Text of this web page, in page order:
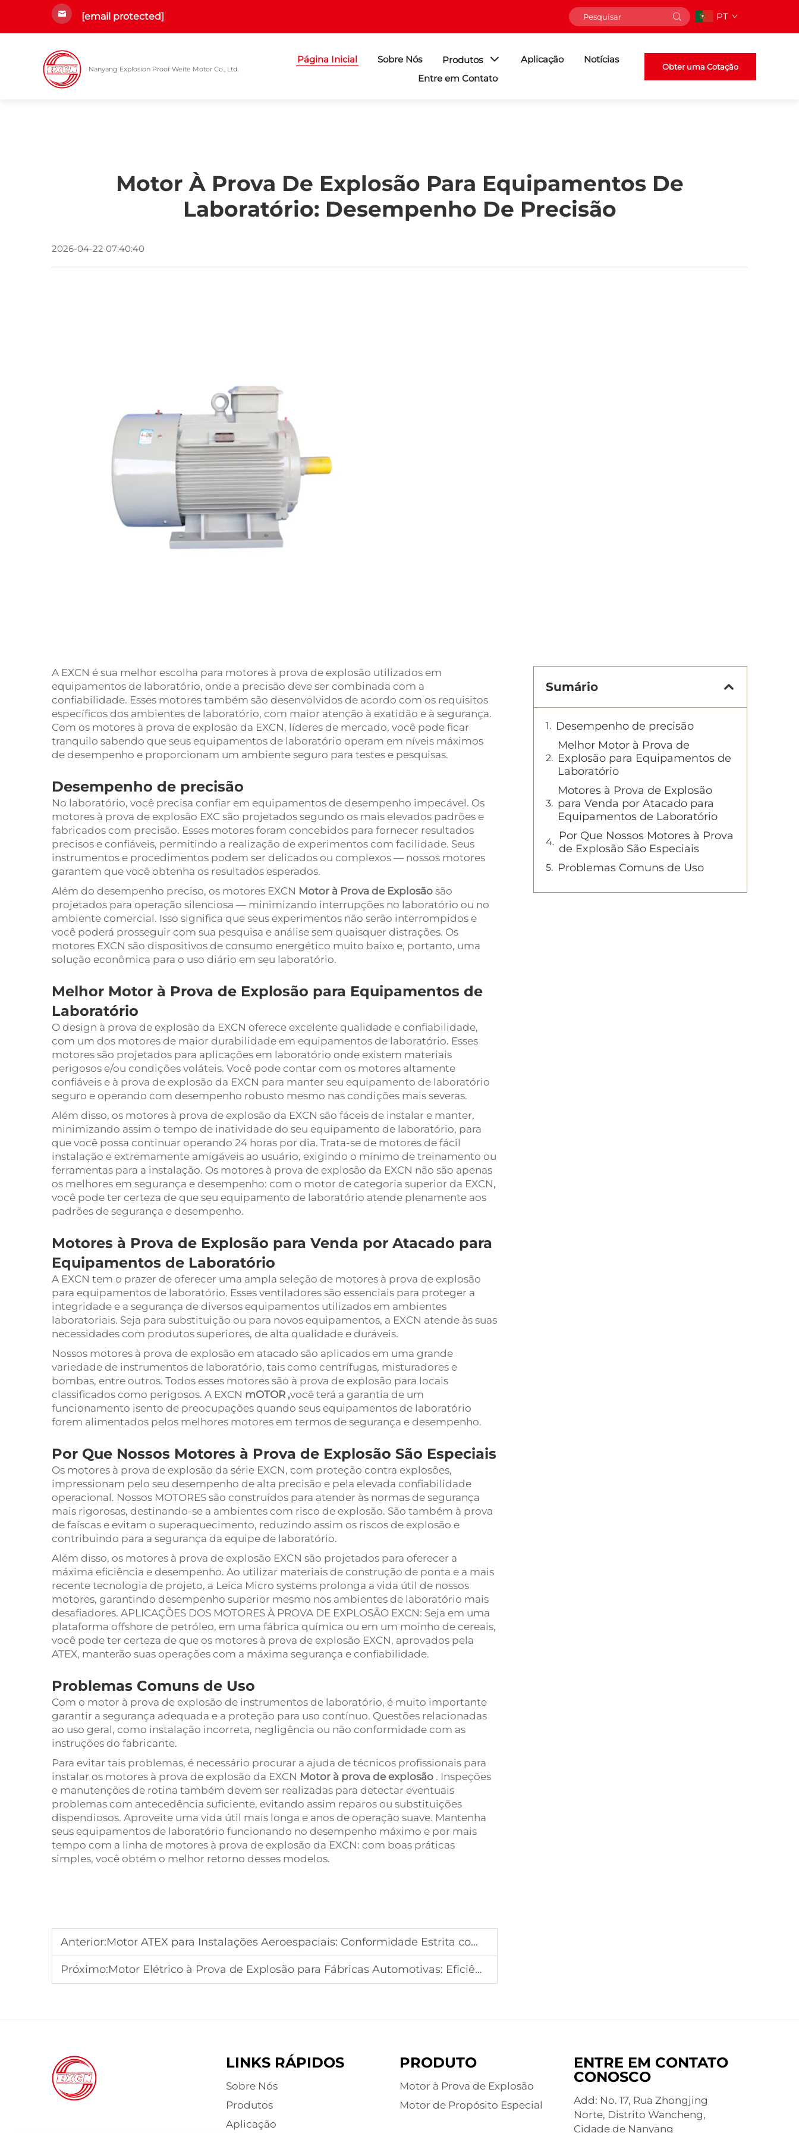
[email protected] PT
Nanyang Explosion Proof Weite Motor Co., Ltd.
Página Inicial Sobre Nós Produtos Aplicação
Notícias
Entre em Contato
Obter uma Cotação
Motor À Prova De Explosão Para Equipamentos De
Laboratório: Desempenho De Precisão
2026-04-22 07:40:40
A EXCN é sua melhor escolha para motores à prova de explosão utilizados em
equipamentos de laboratório, onde a precisão deve ser combinada com a
confiabilidade. Esses motores também são desenvolvidos de acordo com os requisitos
específicos dos ambientes de laboratório, com maior atenção à exatidão e à segurança.
Com os motores à prova de explosão da EXCN, líderes de mercado, você pode ficar
tranquilo sabendo que seus equipamentos de laboratório operam em níveis máximos
de desempenho e proporcionam um ambiente seguro para testes e pesquisas.
Desempenho de precisão
No laboratório, você precisa confiar em equipamentos de desempenho impecável. Os
motores à prova de explosão EXC são projetados segundo os mais elevados padrões e
fabricados com precisão. Esses motores foram concebidos para fornecer resultados
precisos e confiáveis, permitindo a realização de experimentos com facilidade. Seus
instrumentos e procedimentos podem ser delicados ou complexos — nossos motores
garantem que você obtenha os resultados esperados.
Além do desempenho preciso, os motores EXCN Motor à Prova de Explosão são
projetados para operação silenciosa — minimizando interrupções no laboratório ou no
ambiente comercial. Isso significa que seus experimentos não serão interrompidos e
você poderá prosseguir com sua pesquisa e análise sem quaisquer distrações. Os
motores EXCN são dispositivos de consumo energético muito baixo e, portanto, uma
solução econômica para o uso diário em seu laboratório.
Melhor Motor à Prova de Explosão para Equipamentos de
Laboratório
O design à prova de explosão da EXCN oferece excelente qualidade e confiabilidade,
com um dos motores de maior durabilidade em equipamentos de laboratório. Esses
motores são projetados para aplicações em laboratório onde existem materiais
perigosos e/ou condições voláteis. Você pode contar com os motores altamente
confiáveis e à prova de explosão da EXCN para manter seu equipamento de laboratório
seguro e operando com desempenho robusto mesmo nas condições mais severas.
Além disso, os motores à prova de explosão da EXCN são fáceis de instalar e manter,
minimizando assim o tempo de inatividade do seu equipamento de laboratório, para
que você possa continuar operando 24 horas por dia. Trata-se de motores de fácil
instalação e extremamente amigáveis ao usuário, exigindo o mínimo de treinamento ou
ferramentas para a instalação. Os motores à prova de explosão da EXCN não são apenas
os melhores em segurança e desempenho: com o motor de categoria superior da EXCN,
você pode ter certeza de que seu equipamento de laboratório atende plenamente aos
padrões de segurança e desempenho.
Motores à Prova de Explosão para Venda por Atacado para
Equipamentos de Laboratório
A EXCN tem o prazer de oferecer uma ampla seleção de motores à prova de explosão
para equipamentos de laboratório. Esses ventiladores são essenciais para proteger a
integridade e a segurança de diversos equipamentos utilizados em ambientes
laboratoriais. Seja para substituição ou para novos equipamentos, a EXCN atende às suas
necessidades com produtos superiores, de alta qualidade e duráveis.
Nossos motores à prova de explosão em atacado são aplicados em uma grande
variedade de instrumentos de laboratório, tais como centrífugas, misturadores e
bombas, entre outros. Todos esses motores são à prova de explosão para locais
classificados como perigosos. A EXCN mOTOR ,você terá a garantia de um
funcionamento isento de preocupações quando seus equipamentos de laboratório
forem alimentados pelos melhores motores em termos de segurança e desempenho.
Por Que Nossos Motores à Prova de Explosão São Especiais
Os motores à prova de explosão da série EXCN, com proteção contra explosões,
impressionam pelo seu desempenho de alta precisão e pela elevada confiabilidade
operacional. Nossos MOTORES são construídos para atender às normas de segurança
mais rigorosas, destinando-se a ambientes com risco de explosão. São também à prova
de faíscas e evitam o superaquecimento, reduzindo assim os riscos de explosão e
contribuindo para a segurança da equipe de laboratório.
Além disso, os motores à prova de explosão EXCN são projetados para oferecer a
máxima eficiência e desempenho. Ao utilizar materiais de construção de ponta e a mais
recente tecnologia de projeto, a Leica Micro systems prolonga a vida útil de nossos
motores, garantindo desempenho superior mesmo nos ambientes de laboratório mais
desafiadores. APLICAÇÕES DOS MOTORES À PROVA DE EXPLOSÃO EXCN: Seja em uma
plataforma offshore de petróleo, em uma fábrica química ou em um moinho de cereais,
você pode ter certeza de que os motores à prova de explosão EXCN, aprovados pela
ATEX, manterão suas operações com a máxima segurança e confiabilidade.
Problemas Comuns de Uso
Com o motor à prova de explosão de instrumentos de laboratório, é muito importante
garantir a segurança adequada e a proteção para uso contínuo. Questões relacionadas
ao uso geral, como instalação incorreta, negligência ou não conformidade com as
instruções do fabricante.
Para evitar tais problemas, é necessário procurar a ajuda de técnicos profissionais para
instalar os motores à prova de explosão da EXCN Motor à prova de explosão . Inspeções
e manutenções de rotina também devem ser realizadas para detectar eventuais
problemas com antecedência suficiente, evitando assim reparos ou substituições
dispendiosos. Aproveite uma vida útil mais longa e anos de operação suave. Mantenha
seus equipamentos de laboratório funcionando no desempenho máximo e por mais
tempo com a linha de motores à prova de explosão da EXCN: com boas práticas
simples, você obtém o melhor retorno desses modelos.
Anterior:Motor ATEX para Instalações Aeroespaciais: Conformidade Estrita com as Normas de Segurança
Próximo:Motor Elétrico à Prova de Explosão para Fábricas Automotivas: Eficiência na Linha de Montagem
Sumário
Desempenho de precisão
Melhor Motor à Prova de
Explosão para Equipamentos de
Laboratório
Motores à Prova de Explosão
para Venda por Atacado para
Equipamentos de Laboratório
Por Que Nossos Motores à Prova
de Explosão São Especiais
Problemas Comuns de Uso
LINKS RÁPIDOS
Sobre Nós
Produtos
Aplicação
PRODUTO
Motor à Prova de Explosão
Motor de Propósito Especial
ENTRE EM CONTATO
CONOSCO
Add: No. 17, Rua Zhongjing
Norte, Distrito Wancheng,
Cidade de Nanyang